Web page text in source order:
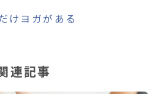
けヨガがある
連記事